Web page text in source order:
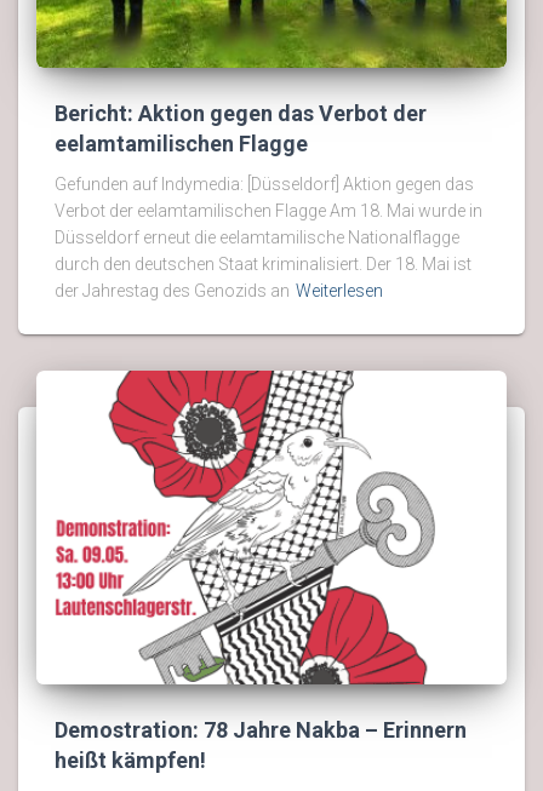
Bericht: Aktion gegen das Verbot der
eelamtamilischen Flagge
Gefunden auf Indymedia: [Düsseldorf] Aktion gegen das
Verbot der eelamtamilischen Flagge Am 18. Mai wurde in
Düsseldorf erneut die eelamtamilische Nationalflagge
durch den deutschen Staat kriminalisiert. Der 18. Mai ist
der Jahrestag des Genozids an Weiterlesen
Demostration: 78 Jahre Nakba – Erinnern
heißt kämpfen!